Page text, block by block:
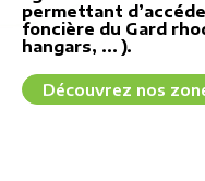
permettant
foncière du Gard
hangars, ... ).
Découvrez nos